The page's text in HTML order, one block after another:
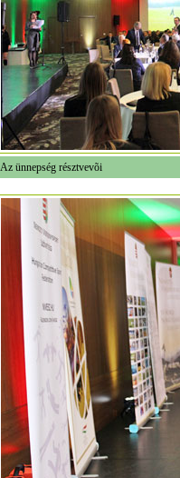
Az ünnepség résztvevõi